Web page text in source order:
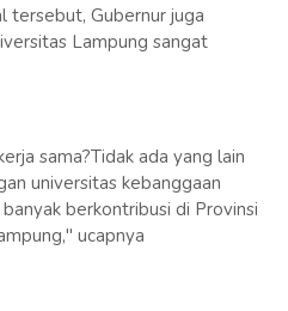
tersebut, Gubernur juga
Lampung sangat
sama?Tidak ada yang lain
universitas kebanggaan
berkontribusi di Provinsi
ucapnya